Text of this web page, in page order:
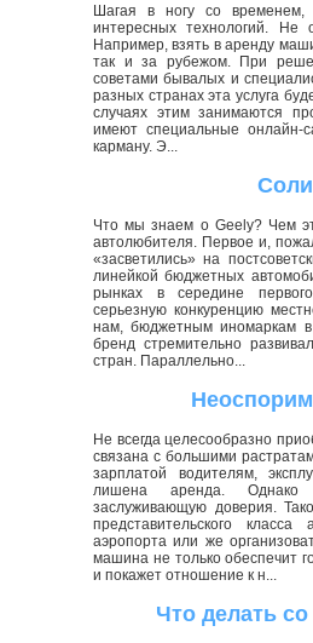
Шагая в ногу со временем,
интересных технологий. Не
Например, взять в аренду
так и за рубежом. При
советами бывалых и
разных странах эта услуга
случаях этим занимаются
имеют специальные
карману. Э...
Что мы знаем о Geely? Чем
автолюбителя. Первое и,
«засветились» на
линейкой бюджетных
рынках в середине
серьезную конкуренцию
нам, бюджетным иномаркам
бренд стремительно
стран. Параллельно...
Не всегда целесообразно
связана с большими
зарплатой водителям,
лишена аренда. Однако
заслуживающую доверия.
представительского
аэропорта или же
машина не только обеспечит
и покажет отношение к н...
Что делать